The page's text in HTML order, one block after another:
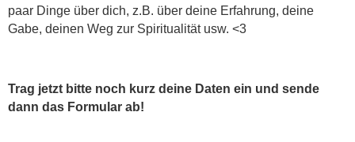
paar Dinge über dich, z.B. über deine Erfahrung, deine
Gabe, deinen Weg zur Spiritualität usw. <3
Trag jetzt bitte noch kurz deine Daten ein und sende
dann das Formular ab!